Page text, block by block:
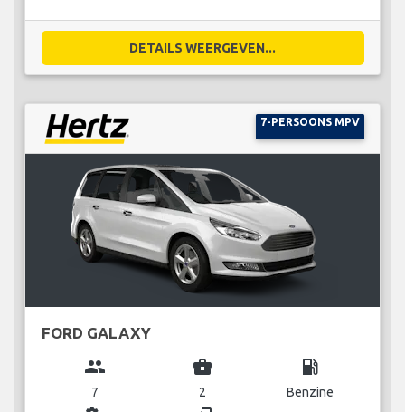
DETAILS WEERGEVEN...
7-PERSOONS MPV
FORD GALAXY
group
7
business_center
2
local_gas_station
Benzine